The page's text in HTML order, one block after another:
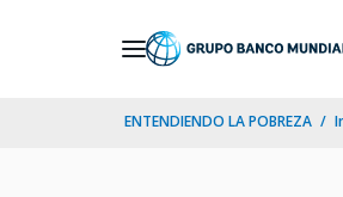
ENTENDIENDO LA POBREZA